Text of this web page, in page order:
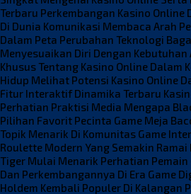
Terbaru Perkembangan Kasino Online
Di Dunia Komunikasi Membaca Arah
Dalam Peta Perubahan Teknologi
Menyesuaikan Diri Dengan Kebutuhan
Khusus Tentang Kasino Online Dalam
Hidup Melihat Potensi Kasino Online
Fitur Interaktif Dinamika Terbaru
Perhatian Praktisi Media Mengapa
Pilihan Favorit Pecinta Game Meja
Topik Menarik Di Komunitas Game
Roulette Modern Yang Semakin
Tiger Mulai Menarik Perhatian Pemain
Dan Perkembangannya Di Era Game
Holdem Kembali Populer Di Kalangan